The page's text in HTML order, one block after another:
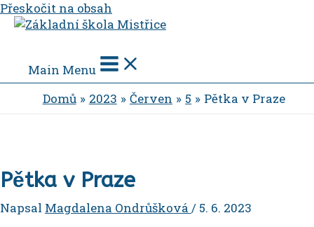
Přeskočit na obsah
Main Menu
Domů
2023 Červen 5 Pětka v Praze
Pětka v Praze
Napsal Magdalena Ondrůšková / 5. 6. 2023